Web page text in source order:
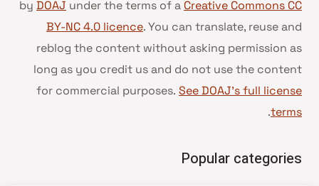
by DOAJ under the terms of a Creative Commons CC
BY-NC 4.0 licence. You can translate, reuse and
reblog the content without asking permission as
long as you credit us and do not use the content
for commercial purposes. See DOAJ’s full license
terms
.
Popular categories